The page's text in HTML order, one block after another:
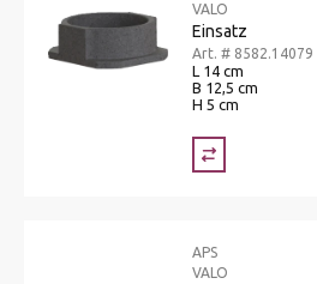
VALO
Einsatz
Art. # 8582.14079
L 14 cm
B 12,5 cm
H 5 cm
APS
VALO